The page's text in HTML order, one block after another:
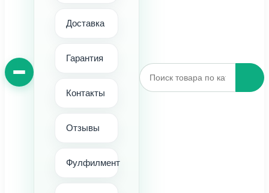
Доставка
Гарантия
Контакты
Отзывы
Фулфилмент